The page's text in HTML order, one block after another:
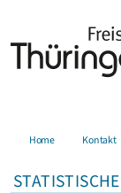
Home Kontakt